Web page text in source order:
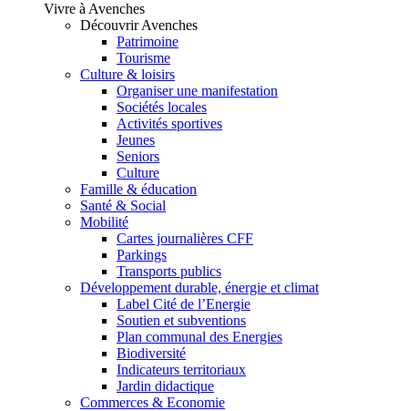
Vivre à Avenches
Découvrir Avenches
Patrimoine
Tourisme
Culture & loisirs
Organiser une manifestation
Sociétés locales
Activités sportives
Jeunes
Seniors
Culture
Famille & éducation
Santé & Social
Mobilité
Cartes journalières CFF
Parkings
Transports publics
Développement durable, énergie et climat
Label Cité de l’Energie
Soutien et subventions
Plan communal des Energies
Biodiversité
Indicateurs territoriaux
Jardin didactique
Commerces & Economie